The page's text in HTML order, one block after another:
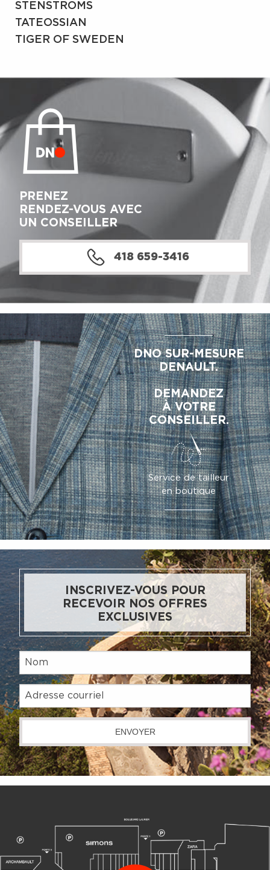
STENSTRÖMS
TATEOSSIAN
TIGER OF SWEDEN
PRENEZ
RENDEZ-VOUS AVEC
UN CONSEILLER
418 659-3416
DNO SUR-MESURE
DENAULT.
DEMANDEZ
À VOTRE
CONSEILLER.
Service de tailleur
en boutique
INSCRIVEZ-VOUS POUR
RECEVOIR NOS OFFRES
EXCLUSIVES